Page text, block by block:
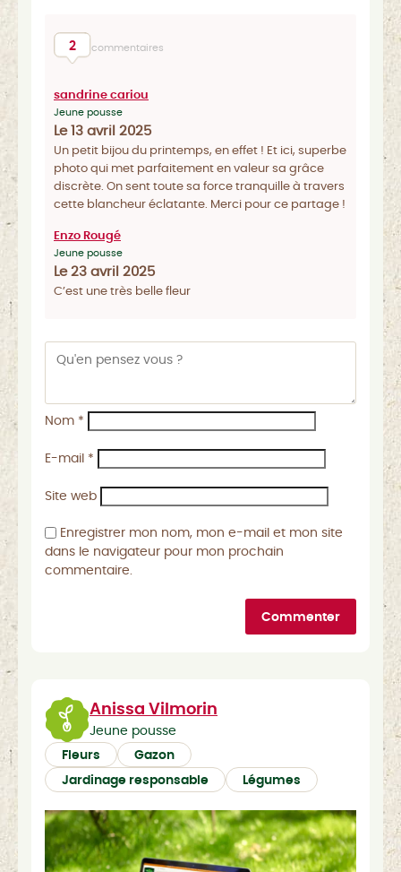
2 commentaires
sandrine cariou
Jeune pousse
Le 13 avril 2025
Un petit bijou du printemps, en effet ! Et ici, superbe
photo qui met parfaitement en valeur sa grâce
discrète. On sent toute sa force tranquille à travers
cette blancheur éclatante. Merci pour ce partage !
Enzo Rougé
Jeune pousse
Le 23 avril 2025
C’est une très belle fleur
Nom *
E-mail *
Site web
Enregistrer mon nom, mon e-mail et mon site
dans le navigateur pour mon prochain
commentaire.
Commenter
Anissa Vilmorin
Jeune pousse
Fleurs
Gazon
Jardinage responsable
Légumes